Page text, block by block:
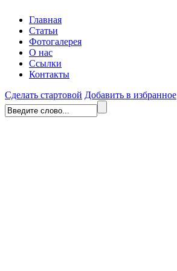
Главная
Статьи
Фотогалерея
О нас
Ссылки
Контакты
Сделать стартовой Добавить в избранное